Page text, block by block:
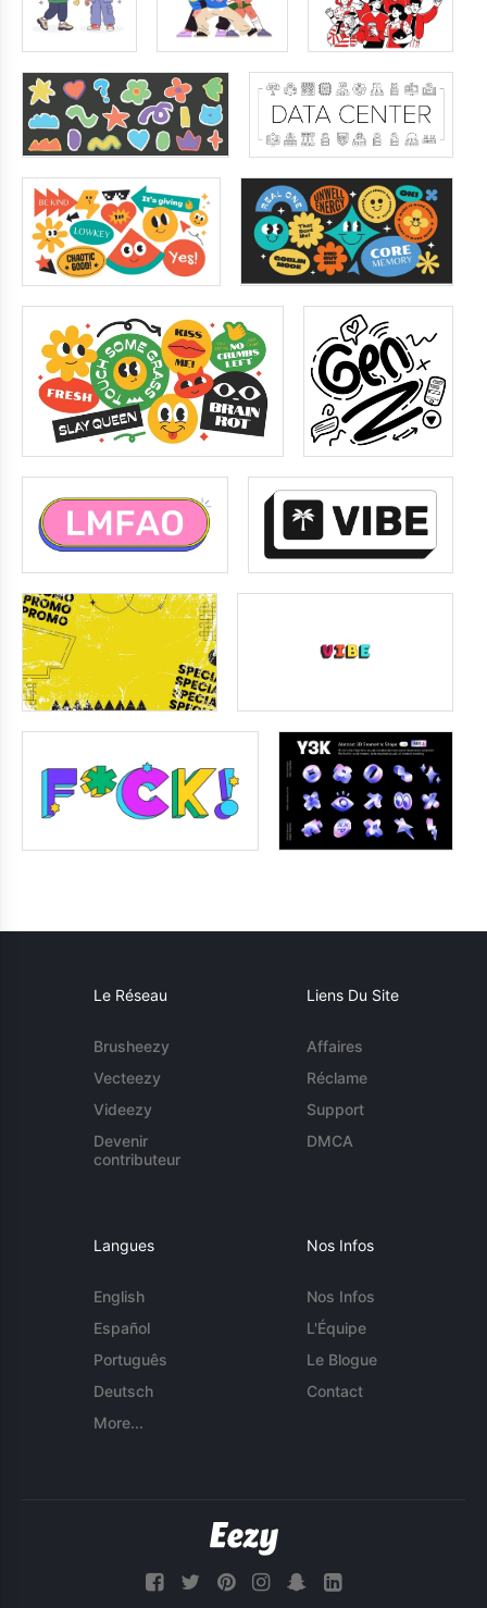
Le Réseau
Brusheezy
Vecteezy
Videezy
Devenir
contributeur
Liens Du Site
Affaires
Réclame
Support
DMCA
Langues
English
Español
Português
Deutsch
More...
Nos Infos
Nos Infos
L'Équipe
Le Blogue
Contact